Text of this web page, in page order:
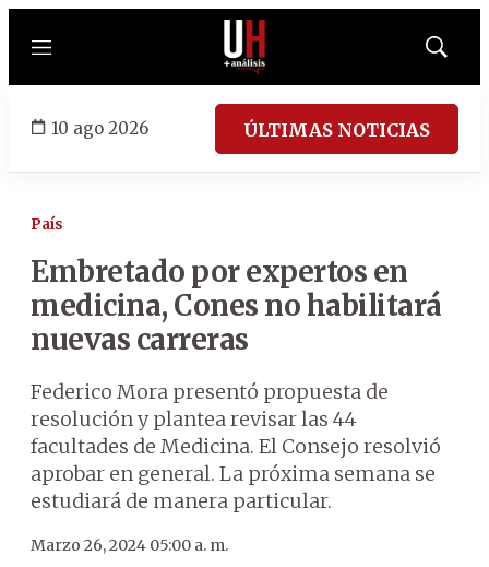
Menú
Mostrar
10 ago 2026 ÚLTIMAS NOTICIAS
País
Embretado por expertos en
medicina, Cones no habilitará
nuevas carreras
Federico Mora presentó propuesta de
resolución y plantea revisar las 44
facultades de Medicina. El Consejo resolvió
aprobar en general. La próxima semana se
estudiará de manera particular.
Marzo 26, 2024 05:00 a. m.